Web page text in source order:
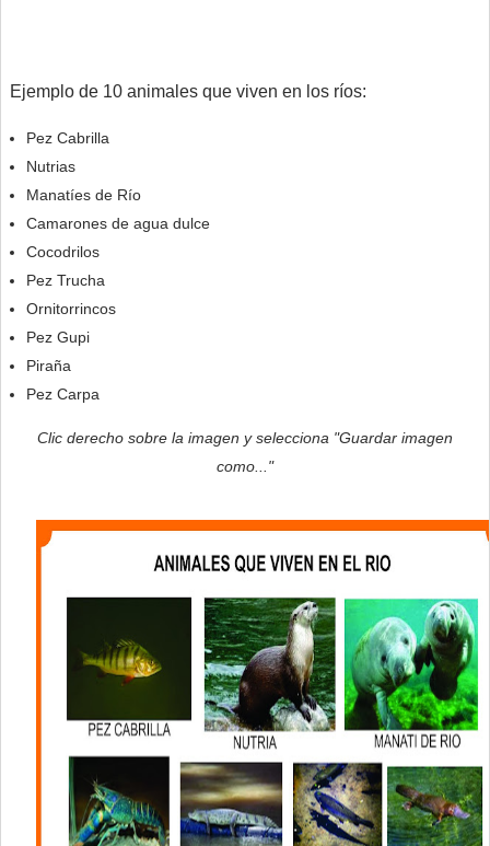
Ejemplo de 10 animales que viven en los ríos:
Pez Cabrilla
Nutrias
Manatíes de Río
Camarones de agua dulce
Cocodrilos
Pez Trucha
Ornitorrincos
Pez Gupi
Piraña
Pez Carpa
Clic derecho sobre la imagen y selecciona "Guardar imagen
como..."